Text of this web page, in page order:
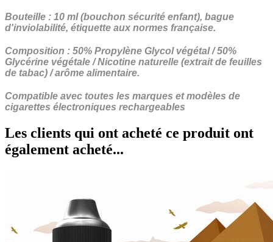
Bouteille : 10 ml (bouchon sécurité enfant), bague
d'inviolabilité, étiquette aux normes française.
Composition : 50% Propylène Glycol végétal / 50%
Glycérine végétale / Nicotine naturelle (extrait de feuilles
de tabac) / arôme alimentaire.
Compatible avec toutes les marques et modèles de
cigarettes électroniques rechargeables
Les clients qui ont acheté ce produit ont
également acheté...